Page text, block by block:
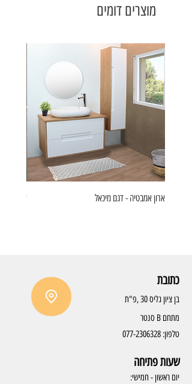
מוצרים דומים
ארון אמבטיה - דגם מיכאל ארון
כתובת
בן ציון גליס 30 ,פ"ת
מתחם B סנטר
טלפון: 077-2306328
שעות פתיחה
יום ראשון - חמישי: